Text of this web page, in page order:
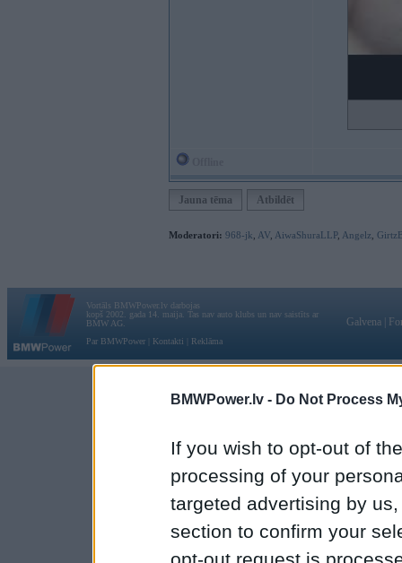
BMWPower.lv - Do Not Process
If you wish to opt-out of
processing of your
targeted advertising by
section to confirm your
opt-out request is
Jauna tēma Atbildēt
Moderatori: 968-jk AV AiwaShuraLLP, Angelz
Vortāls BMWPower.lv darbojas
kopš 2002. gada 14. maija. Tas nav auto klubs un nav saistīts ar
BMW AG.
Par BMWPower
Kontakti Reklāma
Galvena